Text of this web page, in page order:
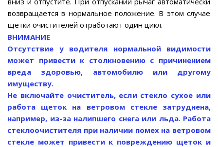
возвращается в нормальное положение. В этом случае
щетки очистителей отработают один цикл.
ВНИМАНИЕ
Отсутствие у водителя нормальной видимости
может привести к столкновению с причинением
вреда здоровью, автомобилю или другому
имуществу.
Не включайте очиститель, если стекло сухое или
работа щеток на ветровом стекле затруднена,
например, из-за налипшего снега или льда. Работа
стеклоочистителя при наличии помех на ветровом
стекле может привести к повреждению щеток и